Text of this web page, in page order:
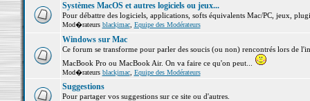
Systèmes MacOS et autres logiciels ou jeux...
Pour débattre des logiciels, applications, softs équivalents Mac/PC, jeux,
Mod�rateurs blackjmac, Equipe des Modérateurs
Windows sur Mac
Ce forum se transforme pour parler des soucis (ou non) rencontrés lors de
MacBook Pro ou MacBook Air. On va faire ce qu'on peut...
Mod�rateurs blackjmac, Equipe des Modérateurs
Suggestions
Pour partager vos suggestions sur ce site ou d'autres.